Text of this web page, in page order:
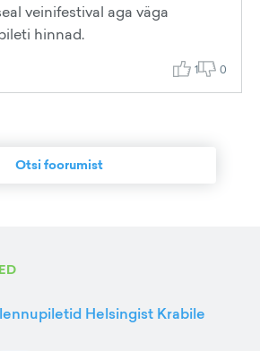
veinifestival aga väga
hinnad.
1 0
Otsi foorumist
Helsingist Krabile